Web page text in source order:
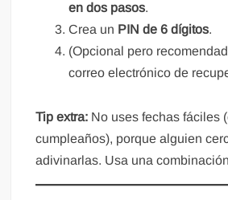
en dos pasos.
Crea un PIN de 6 dígitos.
(Opcional pero
correo electrónico de
Tip extra: No uses fechas fáciles
cumpleaños), porque alguien
adivinarlas. Usa una